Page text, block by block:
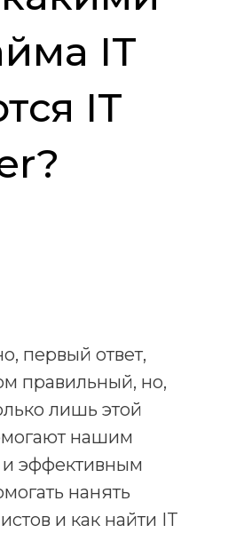
IT
IT
первый ответ,
правильный, но,
лишь этой
нашим
и эффективным
нанять
и как найти IT